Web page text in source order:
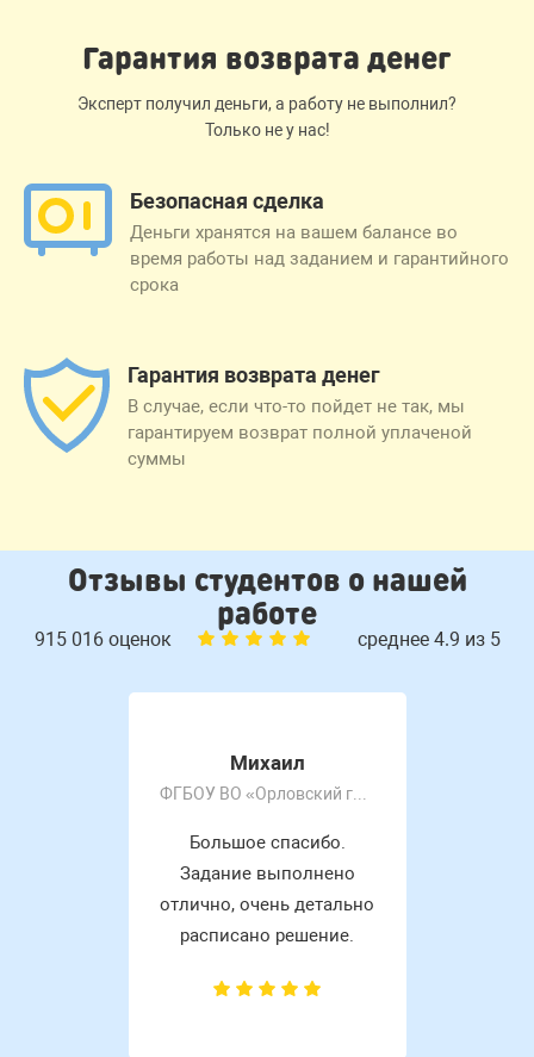
Гарантия возврата денег
Эксперт получил деньги, а работу не выполнил?
Только не у нас!
Безопасная сделка
Деньги хранятся на вашем балансе во
время работы над заданием и гарантийного
срока
Гарантия возврата денег
В случае, если что-то пойдет не так, мы
гарантируем возврат полной уплаченой
суммы
Отзывы студентов о нашей
работе
915 016 оценок среднее 4.9 из 5
Михаил
ФГБОУ ВО «Орловский государственный университет имени И.С. Тургенева»
Большое спасибо.
Задание выполнено
отлично, очень детально
расписано решение.